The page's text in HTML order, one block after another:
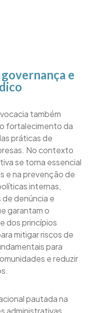
e
também
fortalecimento da
práticas de
No contexto
se torna essencial
e na prevenção de
internas,
denúncia e
garantam o
dos princípios
mitigar riscos de
para
e reduzir
pautada na
administrativas,